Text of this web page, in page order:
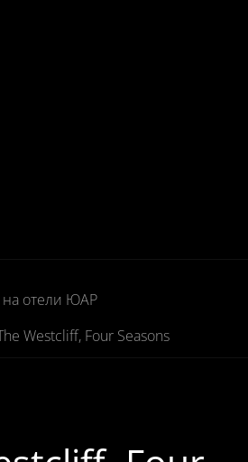
отели ЮАР
Westcliff, Four Seasons